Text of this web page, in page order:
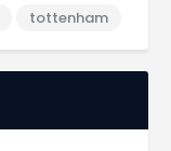
tottenham